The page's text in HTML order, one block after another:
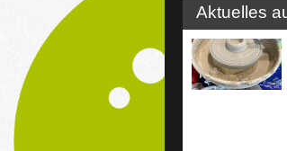
Aktuelles